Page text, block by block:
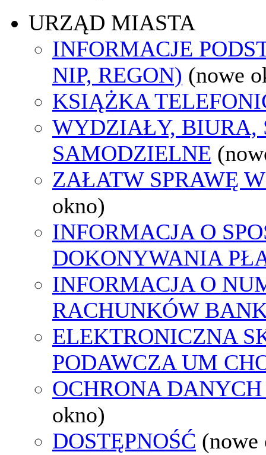
URZĄD MIASTA
INFORMACJE
NIP, REGON) (nowe
KSIĄŻKA
WYDZIAŁY, BIURA,
SAMODZIELNE
ZAŁATW SPRAWĘ
okno)
INFORMACJA O
DOKONYWANIA
INFORMACJA O
RACHUNKÓW
ELEKTRONICZNA
PODAWCZA UM
OCHRONA
okno)
DOSTĘPNOŚĆ (nowe